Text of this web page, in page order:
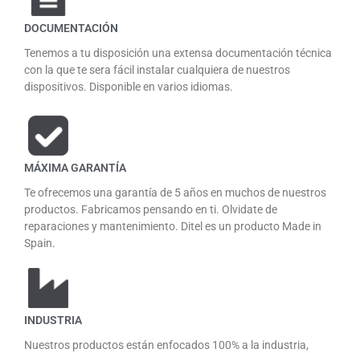
DOCUMENTACIÓN
Tenemos a tu disposición una extensa documentación técnica
con la que te sera fácil instalar cualquiera de nuestros
dispositivos. Disponible en varios idiomas.
MÁXIMA GARANTÍA
Te ofrecemos una garantía de 5 años en muchos de nuestros
productos. Fabricamos pensando en ti. Olvidate de
reparaciones y mantenimiento. Ditel es un producto Made in
Spain.
INDUSTRIA
Nuestros productos están enfocados 100% a la industria,